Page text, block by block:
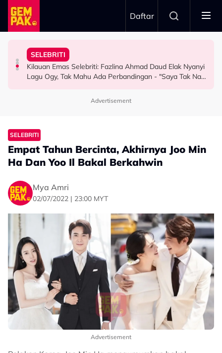
Skip to main content
Daftar
HIBURAN
Bawa Anak Ke Klinik, Syasya Rizal Terkejut Dikenali
Doktor
HIBURAN
Netizen Beri 'Warning' Buat Azeva & A. Aida
SELEBRITI
Kilauan Emas Selebriti: Fazlina Ahmad Daud Elak Nyanyi
Lagu Ogy, Tak Mahu Ada Perbandingan - "Saya Tak Nak
HIBURAN
Sanggup ‘Battle’ Beli Tiket Gema Bumantara, Noraniza
Idris: “Masa Dapat Call, Ingat Jemput Jadi Penonton”
Advertisement
SELEBRITI
Empat Tahun Bercinta, Akhirnya Joo Min
Ha Dan Yoo Il Bakal Berkahwin
Mya Amri
02/07/2022 | 23:00 MYT
Advertisement